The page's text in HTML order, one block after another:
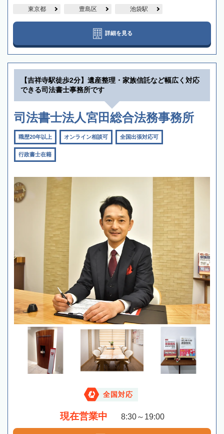
東京都 豊島区 池袋駅
詳細を見る
【吉祥寺駅徒歩2分】遺産整理・家族信託など幅広く対応
できる司法書士事務所です
司法書士法人宮田総合法務事務所
職歴20年以上 オンライン相談可 全国出張対応可
行政書士在籍
全国対応
現在営業中 8:30～19:00